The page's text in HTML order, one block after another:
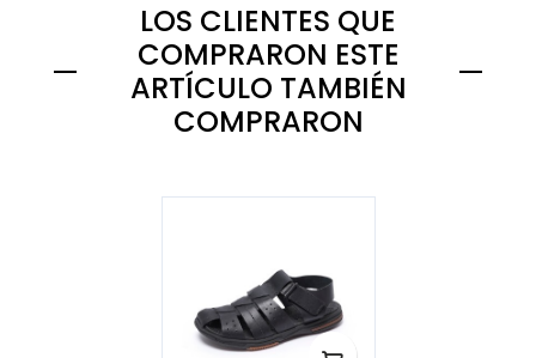
LOS CLIENTES QUE
COMPRARON ESTE
ARTÍCULO TAMBIÉN
COMPRARON